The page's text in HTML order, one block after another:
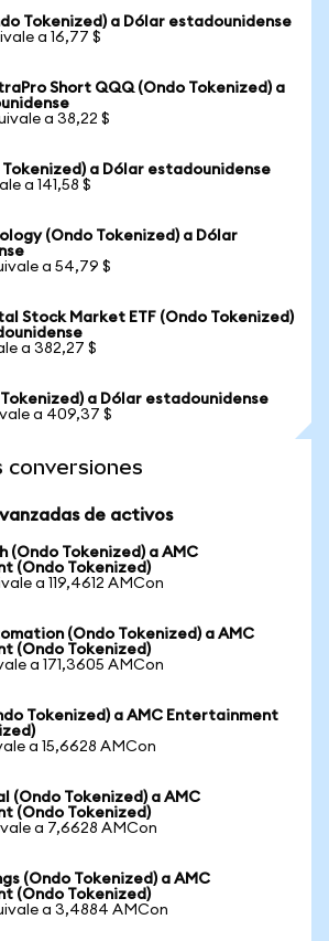
Tokenized) a Dólar estadounidense
a 16,77 $
Short QQQ (Ondo Tokenized) a
a 38,22 $
a Dólar estadounidense
a 141,58 $
(Ondo Tokenized) a Dólar
a 54,79 $
Stock Market ETF (Ondo Tokenized)
a 382,27 $
a Dólar estadounidense
a 409,37 $
conversiones
de activos
(Ondo Tokenized) a AMC
(Ondo Tokenized)
a 119,4612 AMCon
(Ondo Tokenized) a AMC
(Ondo Tokenized)
a 171,3605 AMCon
Tokenized) a AMC Entertainment
a 15,6628 AMCon
(Ondo Tokenized) a AMC
(Ondo Tokenized)
a 7,6628 AMCon
(Ondo Tokenized) a AMC
(Ondo Tokenized)
a 3,4884 AMCon